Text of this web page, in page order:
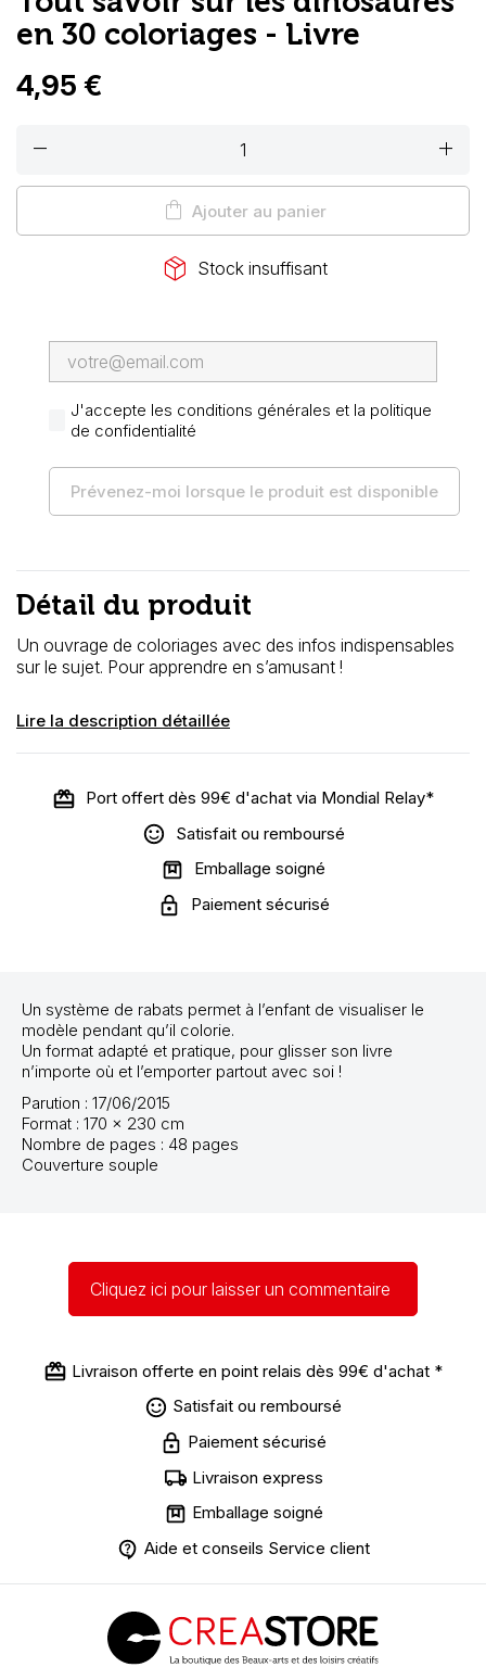
en 30 coloriages - Livre
4,95 €
remove add
shopping_bag Ajouter au panier
package_2 Stock insuffisant
J'accepte les conditions générales et la politique
de confidentialité
Prévenez-moi lorsque le produit est disponible
Détail du produit
Un ouvrage de coloriages avec des infos indispensables
sur le sujet. Pour apprendre en s’amusant !
Lire la description détaillée
Port offert dès 99€ d'achat via Mondial Relay*
Satisfait ou remboursé
Emballage soigné
Paiement sécurisé
Un système de rabats permet à l’enfant de visualiser le
modèle pendant qu’il colorie.
Un format adapté et pratique, pour glisser son livre
n’importe où et l’emporter partout avec soi !
Parution : 17/06/2015
Format : 170 x 230 cm
Nombre de pages : 48 pages
Couverture souple
Cliquez ici pour laisser un commentaire
Livraison offerte en point relais dès 99€ d'achat *
Satisfait ou remboursé
Paiement sécurisé
Livraison express
Emballage soigné
Aide et conseils Service client